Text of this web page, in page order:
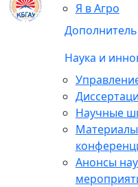
Я в Агро
Наука и
Научные
Материалы
Анонсы